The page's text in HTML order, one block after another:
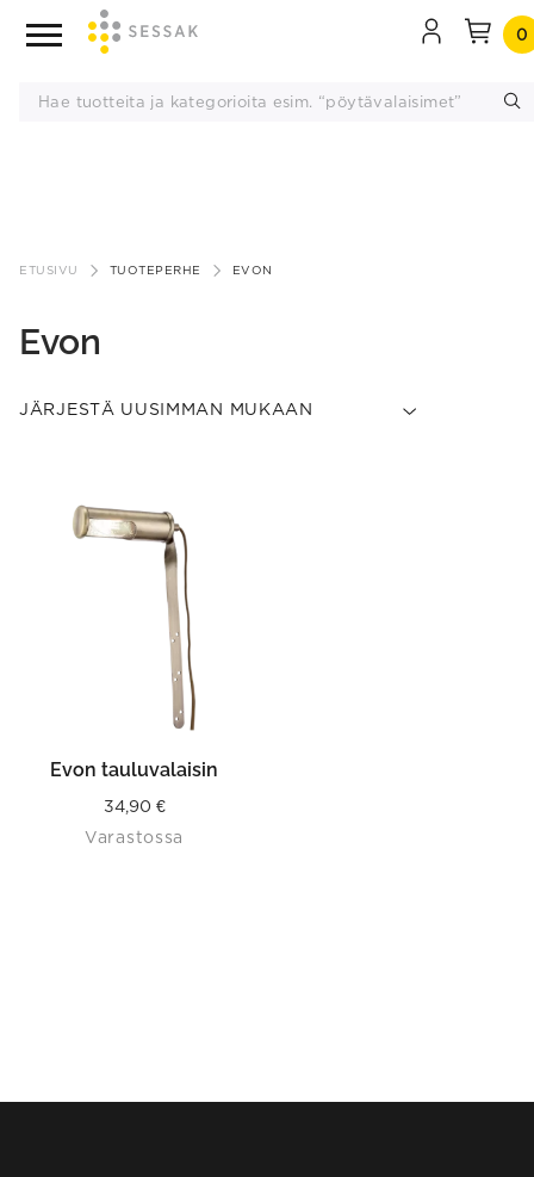
sisältöön
0
ETUSIVU TUOTEPERHE EVON
Evon
Evon tauluvalaisin
34,90 €
Varastossa